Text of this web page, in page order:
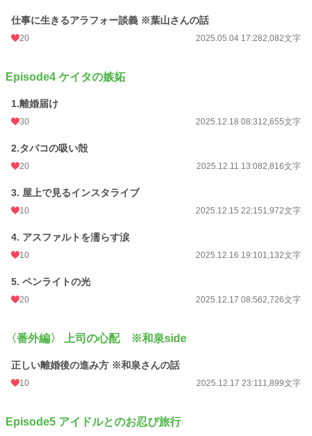
仕事に生きるアラフォー談義 ※葉山さんの話
20 2025.05.04 17:282,082文字
Episode4 ケイタの嫉妬
1.離婚届け
30 2025.12.18 08:312,655文字
2.タバコの吸い殻
20 2025.12.11 13:082,816文字
3. 屋上で見るインスタライブ
10 2025.12.15 22:151,972文字
4. アスファルトを濡らす涙
10 2025.12.16 19:101,132文字
5. ペンライトの光
20 2025.12.17 08:562,726文字
〈番外編〉 上司の心配 ※和泉side
正しい離婚後の進み方 ※和泉さんの話
10 2025.12.17 23:111,899文字
Episode5 アイドルとのお忍び旅行